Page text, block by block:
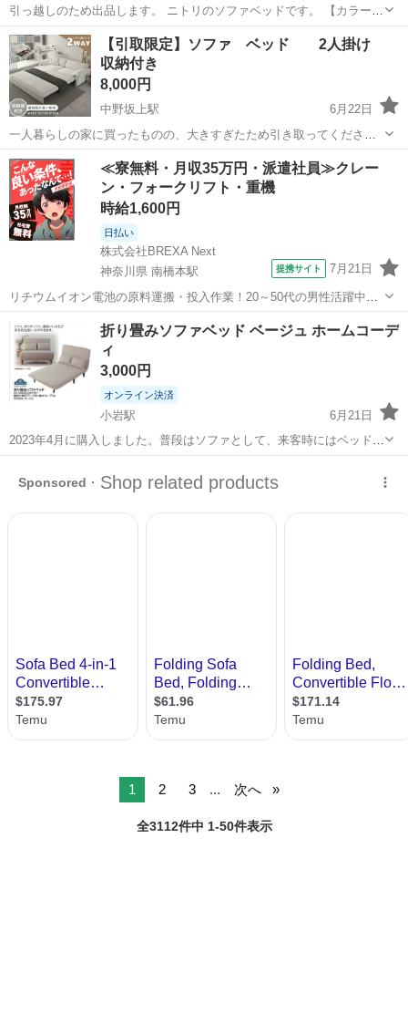
引っ越しのため出品します。 ニトリのソファベッドです。 【カラー】
グレー 【特徴】 ・ベッドとしても使用可能 ・コンパクトサイズ ・一
人暮らしのお部屋にも最適 【状態】 通常使用による使用感はあります
が、全体的に良...
東京 荒川区 西日暮里駅 ニトリ
【引取限定】ソファ ベッド 2人掛け
収納付き
8,000円
中野坂上駅
6月22日
一人暮らしの家に買ったものの、大きすぎたため引き取ってくださる
方を探しています。 組み立て後、ほぼ使っていません。 搬出時は一部
解体する必要があり、解体は当方で行いますが搬出はお手伝いいただ
くことになってしまいますm(_ _...
東京 中野区 中野坂上駅 ベッド
≪寮無料・月収35万円・派遣社員≫クレー
ン・フォークリフト・重機
時給1,600円
日払い
株式会社BREXA Next
神奈川県 南橋本駅
提携サイト 7月21日
リチウムイオン電池の原料運搬・投入作業！20～50代の男性活躍中★
ワンルーム寮完備！赴任旅費会社負担！年間休日130日★フォークリフ
ト免許お持ちの方、活躍中！就業先食堂利用可★《神奈川県相模原
市》 人気の工場のお仕事 ◇電...
相模原市 南橋本駅
折り畳みソファベッド ベージュ ホームコーデ
ィ
3,000円
オンライン決済
小岩駅
6月21日
2023年4月に購入しました。普段はソファとして、来客時にはベッドと
して使用できます。3年弱使用したので多少の使用感がございますこ
と、ご了承ください。 型番:HC-KSB0502AT201 定価:19800円 ソファ
1 2 3 ... 次へ
全3112件中 1-50件表示